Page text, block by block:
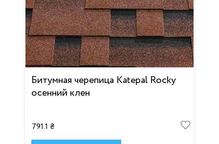
Битумная черепица Katepal Rocky
осенний клен
791.1 ₴